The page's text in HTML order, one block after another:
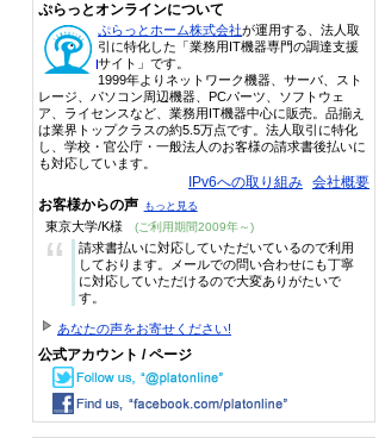
ぷらっとオンラインについて
ぷらっとホーム株式会社が運用する、法人取
引に特化した「業務用IT機器専門の調達支援
サイト」です。
1999年よりネットワーク機器、サーバ、スト
レージ、パソコン周辺機器、PCパーツ、ソフトウェ
ア、ライセンスなど、業務用IT機器中心に販売。品揃え
は業界トップクラスの約5.5万点です。法人取引に特化
し、学校・官公庁・一般法人のお客様の請求書後払いに
も対応しています。
IPv6への取り組み 会社概要
お客様からの声 もっと見る
東京大学/K様 (ご利用期間2009年～)
“
請求書払いに対応していただいているので利用
しております。メールでの問い合わせにも丁寧
に対応していただけるので大変ありがたいで
す。
あなたの声をお寄せください!
公式アカウント / ページ